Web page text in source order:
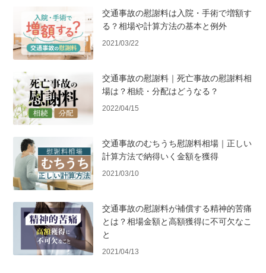
交通事故の慰謝料は入院・手術で増額す
る？相場や計算方法の基本と例外
2021/03/22
交通事故の慰謝料｜死亡事故の慰謝料相
場は？相続・分配はどうなる？
2022/04/15
交通事故のむちうち慰謝料相場｜正しい
計算方法で納得いく金額を獲得
2021/03/10
交通事故の慰謝料が補償する精神的苦痛
とは？相場金額と高額獲得に不可欠なこ
と
2021/04/13